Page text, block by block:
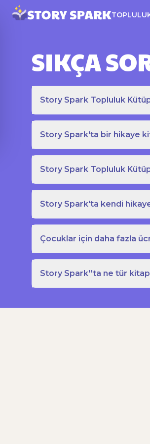
SIKÇA
Story Spark Topluluk
Story Spark'ta bir hikaye
Story Spark Topluluk
Story Spark'ta kendi
Çocuklar için daha fazla
Story Spark''ta ne tür